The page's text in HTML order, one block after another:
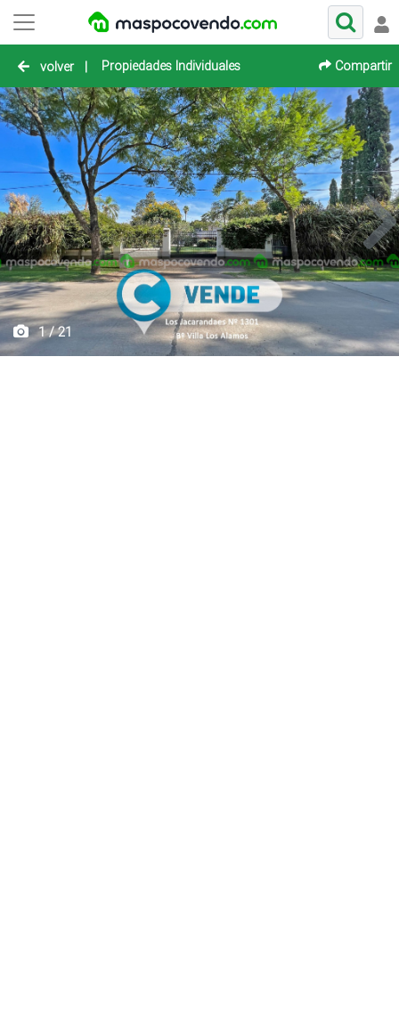
volver | Propiedades Individuales Compartir
1 / 21